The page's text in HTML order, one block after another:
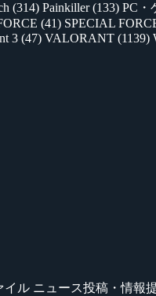
(314) Painkiller(133) PC・
(41) SPECIAL
3 (47) VALORANT (1139)
イル ニュース投稿・情報